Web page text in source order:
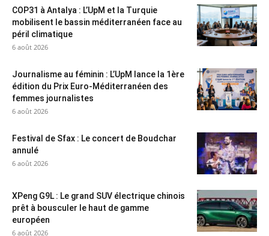
COP31 à Antalya : L’UpM et la Turquie
mobilisent le bassin méditerranéen face au
péril climatique
6 août 2026
Journalisme au féminin : L’UpM lance la 1ère
édition du Prix Euro-Méditerranéen des
femmes journalistes
6 août 2026
Festival de Sfax : Le concert de Boudchar
annulé
6 août 2026
XPeng G9L : Le grand SUV électrique chinois
prêt à bousculer le haut de gamme
européen
6 août 2026